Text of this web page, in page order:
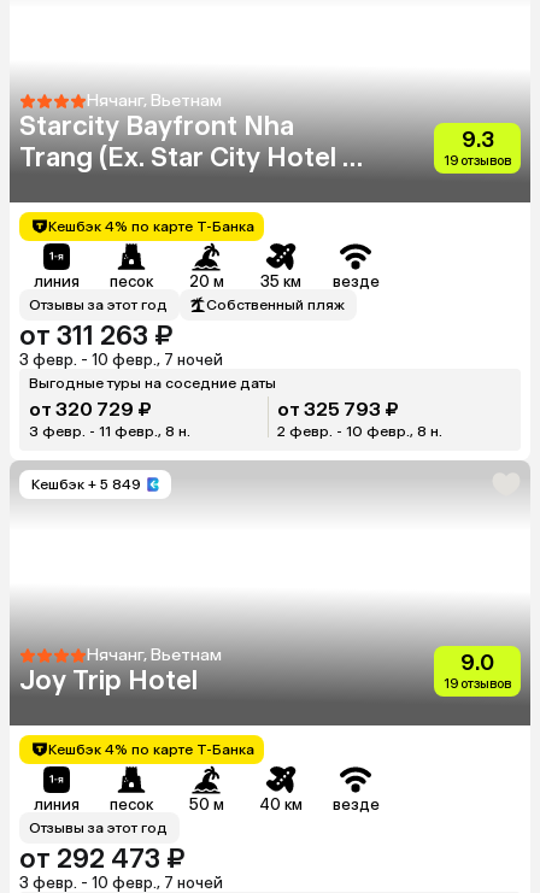
Нячанг, Вьетнам
Starcity Bayfront Nha
Trang (Ex. Star City Hotel &
Trang)
9.3
19 отзывов
Кешбэк 4% по карте Т-Банка
линия песок 20 м 35 км везде
Отзывы за этот год Собственный пляж
от 311 263 ₽
3 февр. - 10 февр., 7 ночей
Выгодные туры на соседние даты
от 320 729 ₽
3 февр. - 11 февр., 8 н.
от 325 793 ₽
2 февр. - 10 февр., 8 н.
Кешбэк + 5 849
Нячанг, Вьетнам
Joy Trip Hotel
9.0
19 отзывов
Кешбэк 4% по карте Т-Банка
линия песок 50 м 40 км везде
Отзывы за этот год
от 292 473 ₽
3 февр. - 10 февр., 7 ночей